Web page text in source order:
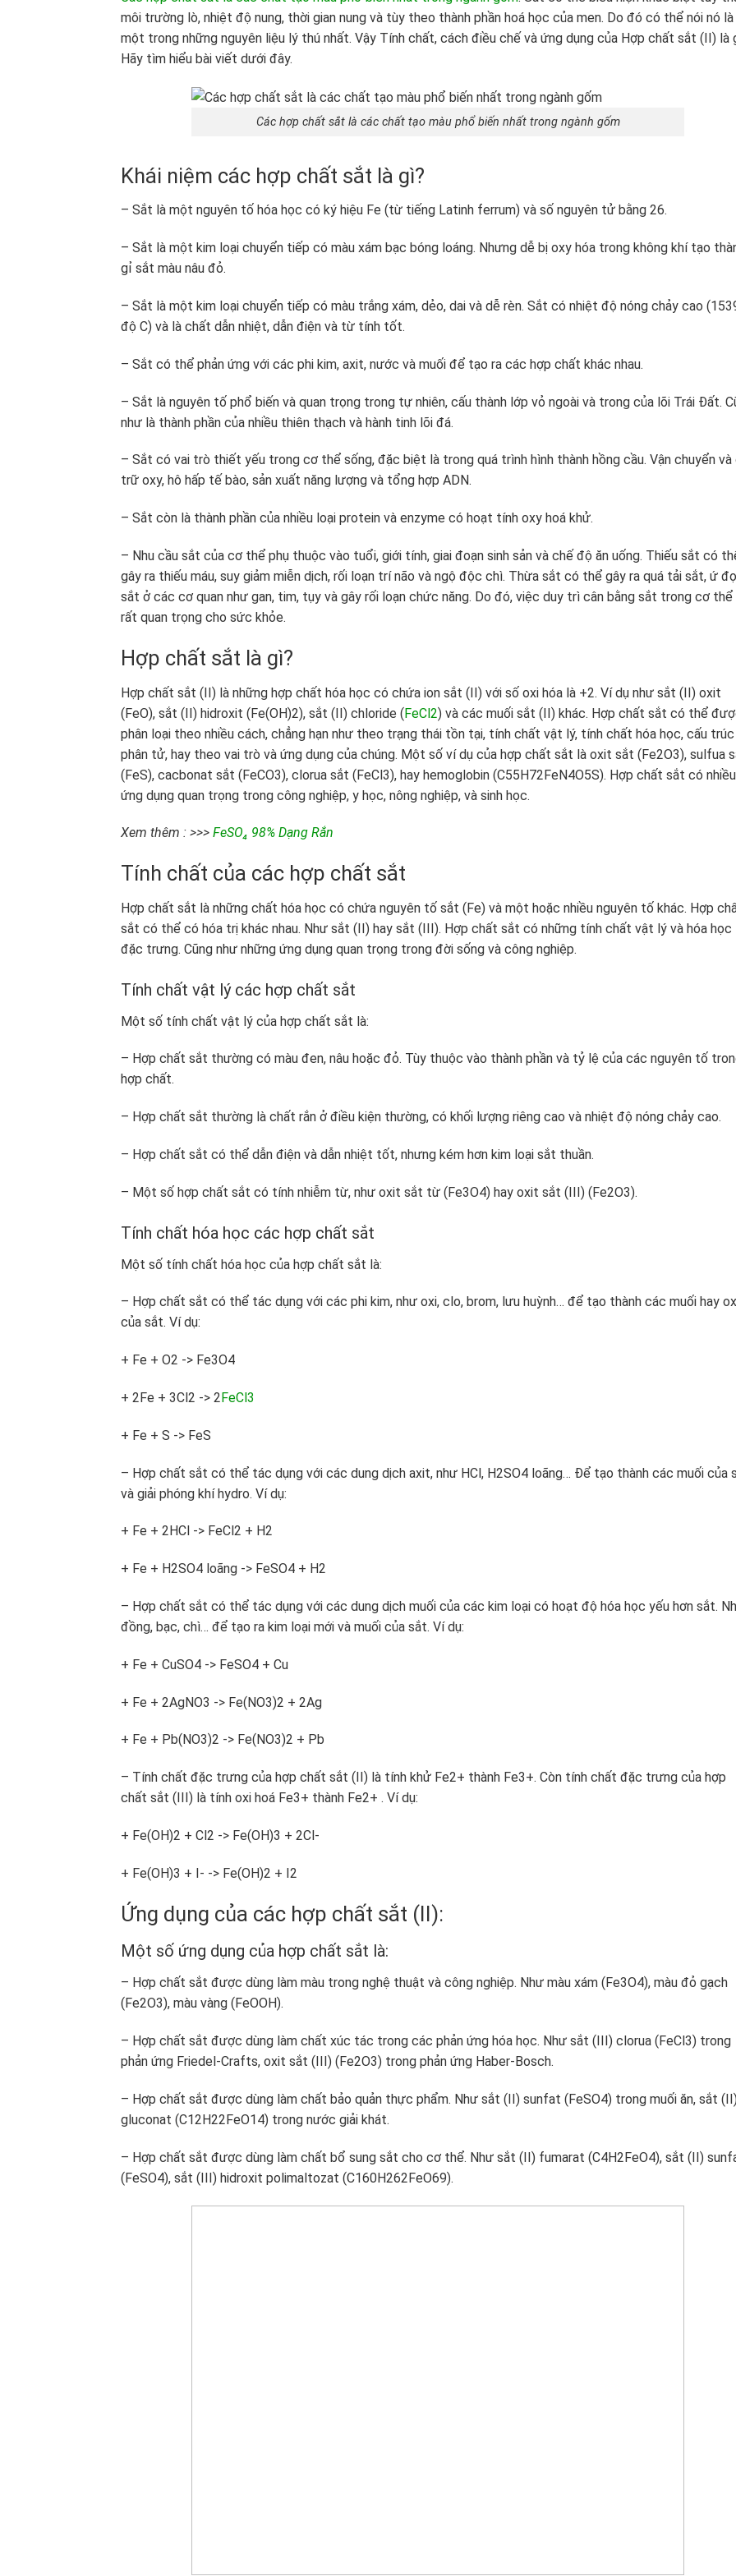
môi trường lò, nhiệt độ nung, thời gian nung và tùy theo thành phần hoá học của men. Do đó có thể nói nó là
một trong những nguyên liệu lý thú nhất. Vậy Tính chất, cách điều chế và ứng dụng của Hợp chất sắt (II) là
Hãy tìm hiểu bài viết dưới đây.
Các hợp chất sắt là các chất tạo màu phổ biến nhất trong ngành gốm
Khái niệm các hợp chất sắt là gì?
– Sắt là một nguyên tố hóa học có ký hiệu Fe (từ tiếng Latinh ferrum) và số nguyên tử bằng 26.
– Sắt là một kim loại chuyển tiếp có màu xám bạc bóng loáng. Nhưng dễ bị oxy hóa trong không khí tạo
gỉ sắt màu nâu đỏ.
– Sắt là một kim loại chuyển tiếp có màu trắng xám, dẻo, dai và dễ rèn. Sắt có nhiệt độ nóng chảy cao
độ C) và là chất dẫn nhiệt, dẫn điện và từ tính tốt.
– Sắt có thể phản ứng với các phi kim, axit, nước và muối để tạo ra các hợp chất khác nhau.
– Sắt là nguyên tố phổ biến và quan trọng trong tự nhiên, cấu thành lớp vỏ ngoài và trong của lõi Trái Đất.
như là thành phần của nhiều thiên thạch và hành tinh lõi đá.
– Sắt có vai trò thiết yếu trong cơ thể sống, đặc biệt là trong quá trình hình thành hồng cầu. Vận chuyển và
trữ oxy, hô hấp tế bào, sản xuất năng lượng và tổng hợp ADN.
– Sắt còn là thành phần của nhiều loại protein và enzyme có hoạt tính oxy hoá khử.
– Nhu cầu sắt của cơ thể phụ thuộc vào tuổi, giới tính, giai đoạn sinh sản và chế độ ăn uống. Thiếu sắt có
gây ra thiếu máu, suy giảm miễn dịch, rối loạn trí não và ngộ độc chì. Thừa sắt có thể gây ra quá tải sắt, ứ
sắt ở các cơ quan như gan, tim, tụy và gây rối loạn chức năng. Do đó, việc duy trì cân bằng sắt trong cơ thể
rất quan trọng cho sức khỏe.
Hợp chất sắt là gì?
Hợp chất sắt (II) là những hợp chất hóa học có chứa ion sắt (II) với số oxi hóa là +2. Ví dụ như sắt (II) oxit
(FeO), sắt (II) hidroxit (Fe(OH)2), sắt (II) chloride (FeCl2) và các muối sắt (II) khác. Hợp chất sắt có thể
phân loại theo nhiều cách, chẳng hạn như theo trạng thái tồn tại, tính chất vật lý, tính chất hóa học, cấu trúc
phân tử, hay theo vai trò và ứng dụng của chúng. Một số ví dụ của hợp chất sắt là oxit sắt (Fe2O3), sulfua
(FeS), cacbonat sắt (FeCO3), clorua sắt (FeCl3), hay hemoglobin (C55H72FeN4O5S). Hợp chất sắt có nhiều
ứng dụng quan trọng trong công nghiệp, y học, nông nghiệp, và sinh học.
Xem thêm : >>> FeSO₄ 98% Dạng Rắn
Tính chất của các hợp chất sắt
Hợp chất sắt là những chất hóa học có chứa nguyên tố sắt (Fe) và một hoặc nhiều nguyên tố khác. Hợp
sắt có thể có hóa trị khác nhau. Như sắt (II) hay sắt (III). Hợp chất sắt có những tính chất vật lý và hóa học
đặc trưng. Cũng như những ứng dụng quan trọng trong đời sống và công nghiệp.
Tính chất vật lý các hợp chất sắt
Một số tính chất vật lý của hợp chất sắt là:
– Hợp chất sắt thường có màu đen, nâu hoặc đỏ. Tùy thuộc vào thành phần và tỷ lệ của các nguyên tố
hợp chất.
– Hợp chất sắt thường là chất rắn ở điều kiện thường, có khối lượng riêng cao và nhiệt độ nóng chảy cao.
– Hợp chất sắt có thể dẫn điện và dẫn nhiệt tốt, nhưng kém hơn kim loại sắt thuần.
– Một số hợp chất sắt có tính nhiễm từ, như oxit sắt từ (Fe3O4) hay oxit sắt (III) (Fe2O3).
Tính chất hóa học các hợp chất sắt
Một số tính chất hóa học của hợp chất sắt là:
– Hợp chất sắt có thể tác dụng với các phi kim, như oxi, clo, brom, lưu huỳnh… để tạo thành các muối hay
của sắt. Ví dụ:
+ Fe + O2 -> Fe3O4
+ 2Fe + 3Cl2 -> 2FeCl3
+ Fe + S -> FeS
– Hợp chất sắt có thể tác dụng với các dung dịch axit, như HCl, H2SO4 loãng… Để tạo thành các muối của
và giải phóng khí hydro. Ví dụ:
+ Fe + 2HCl -> FeCl2 + H2
+ Fe + H2SO4 loãng -> FeSO4 + H2
– Hợp chất sắt có thể tác dụng với các dung dịch muối của các kim loại có hoạt độ hóa học yếu hơn sắt.
đồng, bạc, chì… để tạo ra kim loại mới và muối của sắt. Ví dụ:
+ Fe + CuSO4 -> FeSO4 + Cu
+ Fe + 2AgNO3 -> Fe(NO3)2 + 2Ag
+ Fe + Pb(NO3)2 -> Fe(NO3)2 + Pb
– Tính chất đặc trưng của hợp chất sắt (II) là tính khử Fe2+ thành Fe3+. Còn tính chất đặc trưng của hợp
chất sắt (III) là tính oxi hoá Fe3+ thành Fe2+ . Ví dụ:
+ Fe(OH)2 + Cl2 -> Fe(OH)3 + 2Cl-
+ Fe(OH)3 + I- -> Fe(OH)2 + I2
Ứng dụng của các hợp chất sắt (II):
Một số ứng dụng của hợp chất sắt là:
– Hợp chất sắt được dùng làm màu trong nghệ thuật và công nghiệp. Như màu xám (Fe3O4), màu đỏ gạch
(Fe2O3), màu vàng (FeOOH).
– Hợp chất sắt được dùng làm chất xúc tác trong các phản ứng hóa học. Như sắt (III) clorua (FeCl3) trong
phản ứng Friedel-Crafts, oxit sắt (III) (Fe2O3) trong phản ứng Haber-Bosch.
– Hợp chất sắt được dùng làm chất bảo quản thực phẩm. Như sắt (II) sunfat (FeSO4) trong muối ăn, sắt
gluconat (C12H22FeO14) trong nước giải khát.
– Hợp chất sắt được dùng làm chất bổ sung sắt cho cơ thể. Như sắt (II) fumarat (C4H2FeO4), sắt (II)
(FeSO4), sắt (III) hidroxit polimaltozat (C160H262FeO69).